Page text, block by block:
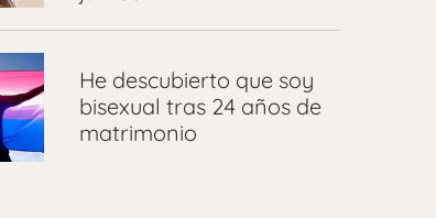
He descubierto que soy
bisexual tras 24 años de
matrimonio